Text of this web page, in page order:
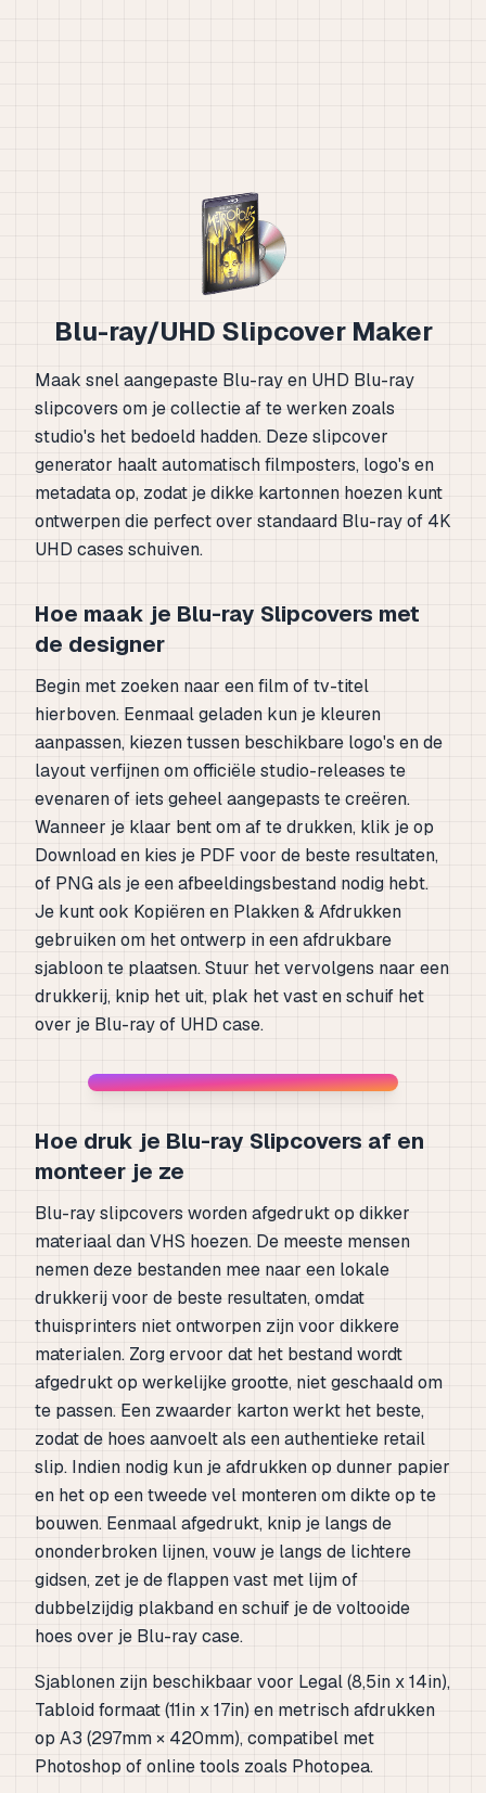
Blu-ray/UHD Slipcover Maker
Maak snel aangepaste Blu-ray en UHD Blu-ray
slipcovers om je collectie af te werken zoals
studio's het bedoeld hadden. Deze slipcover
generator haalt automatisch filmposters, logo's en
metadata op, zodat je dikke kartonnen hoezen kunt
ontwerpen die perfect over standaard Blu-ray of 4K
UHD cases schuiven.
Hoe maak je Blu-ray Slipcovers met
de designer
Begin met zoeken naar een film of tv-titel
hierboven. Eenmaal geladen kun je kleuren
aanpassen, kiezen tussen beschikbare logo's en de
layout verfijnen om officiële studio-releases te
evenaren of iets geheel aangepasts te creëren.
Wanneer je klaar bent om af te drukken, klik je op
Download en kies je PDF voor de beste resultaten,
of PNG als je een afbeeldingsbestand nodig hebt.
Je kunt ook Kopiëren en Plakken & Afdrukken
gebruiken om het ontwerp in een afdrukbare
sjabloon te plaatsen. Stuur het vervolgens naar een
drukkerij, knip het uit, plak het vast en schuif het
over je Blu-ray of UHD case.
Hoe druk je Blu-ray Slipcovers af en
monteer je ze
Blu-ray slipcovers worden afgedrukt op dikker
materiaal dan VHS hoezen. De meeste mensen
nemen deze bestanden mee naar een lokale
drukkerij voor de beste resultaten, omdat
thuisprinters niet ontworpen zijn voor dikkere
materialen. Zorg ervoor dat het bestand wordt
afgedrukt op werkelijke grootte, niet geschaald om
te passen. Een zwaarder karton werkt het beste,
zodat de hoes aanvoelt als een authentieke retail
slip. Indien nodig kun je afdrukken op dunner papier
en het op een tweede vel monteren om dikte op te
bouwen. Eenmaal afgedrukt, knip je langs de
ononderbroken lijnen, vouw je langs de lichtere
gidsen, zet je de flappen vast met lijm of
dubbelzijdig plakband en schuif je de voltooide
hoes over je Blu-ray case.
Sjablonen zijn beschikbaar voor Legal (8,5in x 14in),
Tabloid formaat (11in x 17in) en metrisch afdrukken
op A3 (297mm × 420mm), compatibel met
Photoshop of online tools zoals Photopea.